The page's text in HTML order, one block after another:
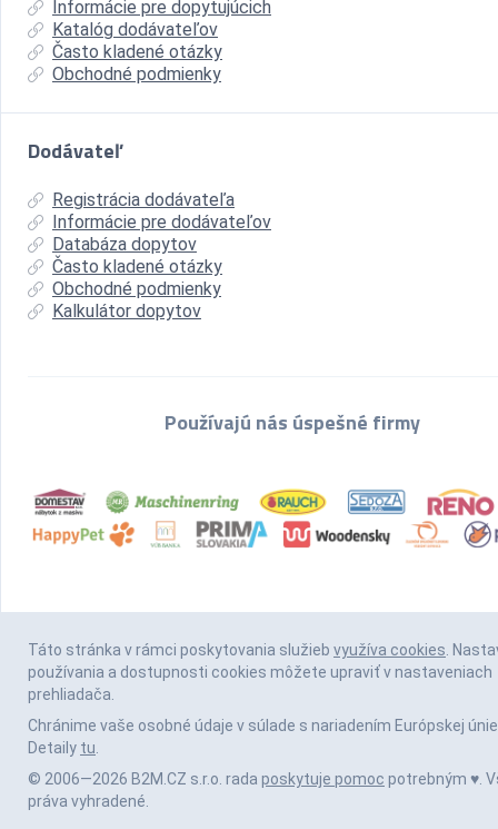
Informácie pre dopytujúcich
Katalóg dodávateľov
Často kladené otázky
Obchodné podmienky
Dodávateľ
Registrácia dodávateľa
Informácie pre dodávateľov
Databáza dopytov
Často kladené otázky
Obchodné podmienky
Kalkulátor dopytov
Používajú nás úspešné firmy
Táto stránka v rámci poskytovania služieb využíva cookies.
používania a dostupnosti cookies môžete upraviť v nastaveniach
prehliadača.
Chránime vaše osobné údaje v súlade s nariadením Európskej únie
Detaily tu.
© 2006—2026 B2M.CZ s.r.o. rada poskytuje pomoc potrebným ♥️.
práva vyhradené.